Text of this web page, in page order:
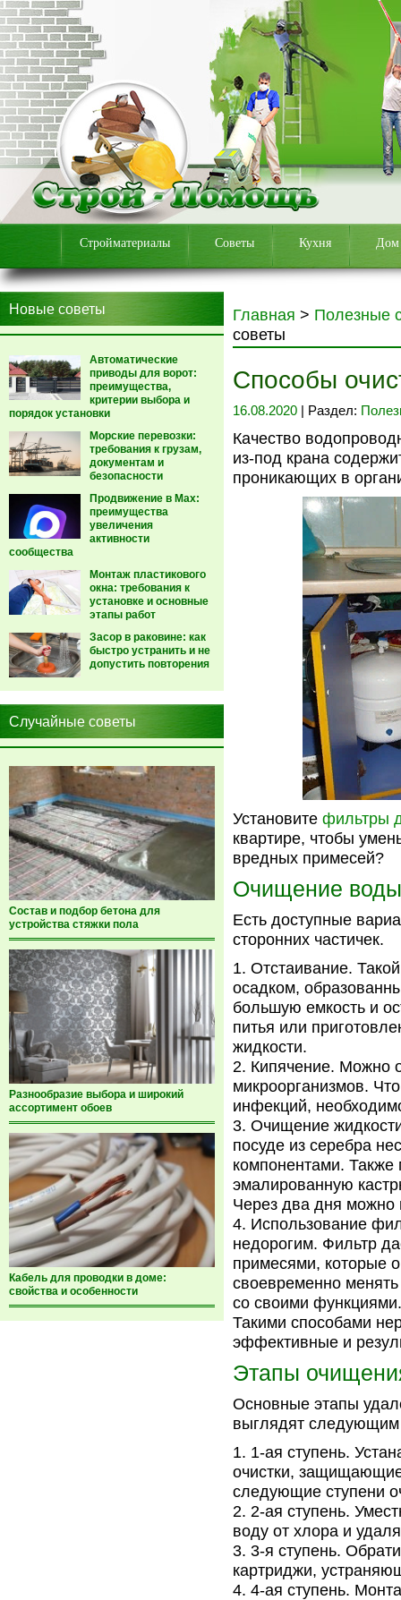
Стройматериалы Советы Кухня Дом
Новые советы
Автоматические
приводы для ворот:
преимущества,
критерии выбора и
порядок установки
Морские перевозки:
требования к грузам,
документам и
безопасности
Продвижение в Max:
преимущества
увеличения
активности
сообщества
Монтаж пластикового
окна: требования к
установке и основные
этапы работ
Засор в раковине: как
быстро устранить и не
допустить повторения
Случайные советы
Состав и подбор бетона для
устройства стяжки пола
Разнообразие выбора и широкий
ассортимент обоев
Кабель для проводки в доме:
свойства и особенности
Главная > Полезные
советы
Способы
16.08.2020 | Раздел:
Качество
из-под крана
проникающих в
Установите фильтры
квартире, чтобы
вредных примесей?
Очищение
Есть доступные
сторонних частичек.
Отстаивание.
осадком,
большую емкость и
питья или
жидкости.
Кипячение. Можно
микроорганизмов.
инфекций,
Очищение
посуде из серебра
компонентами.
эмалированную
Через два дня можно
Использование
недорогим. Фильтр
примесями, которые
своевременно
со своими функциями.
Такими способами
эффективные и
Этапы
Основные этапы
выглядят следующим
1-ая ступень.
очистки,
следующие ступени
2-ая ступень.
воду от хлора и
3-я ступень.
картриджи,
4-ая ступень.